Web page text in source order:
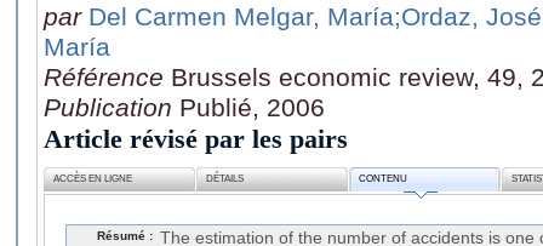
par Del Carmen Melgar, María;Ordaz,
María
Référence Brussels economic review, 49,
Publication Publié, 2006
Article révisé par les pairs
ACCÈS EN LIGNE DÉTAILS CONTENU
Résumé : The estimation of the number of accidents is one